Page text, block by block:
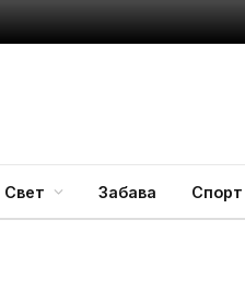
Свет Забава Спорт